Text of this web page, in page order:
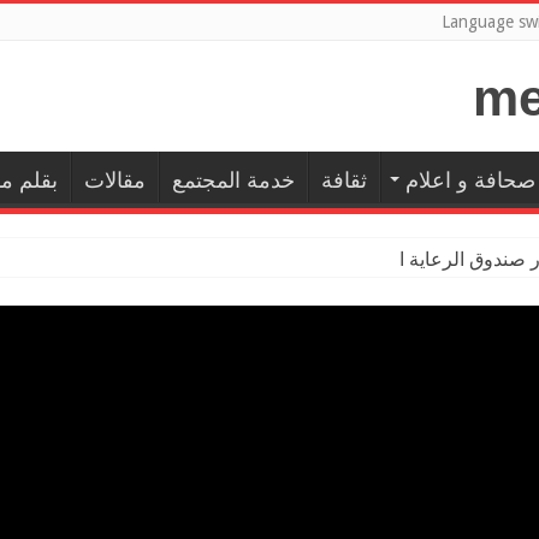
Language
صحافة و اعلام ثقافة خدمة المجتمع مقالات بقلم
صندوق الرعاية الاجتماعية للم